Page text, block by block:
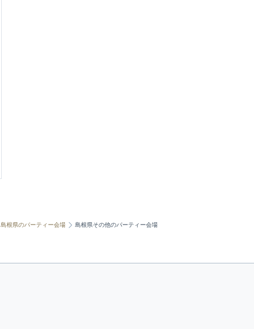
島根県のパーティー会場 島根県その他のパーティー会場